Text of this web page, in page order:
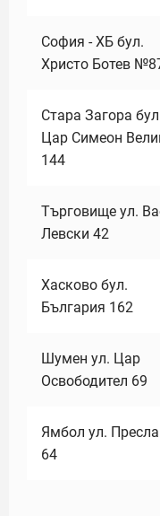
София - ХБ бул.
Христо Ботев
Стара Загора
Цар Симеон
144
Търговище ул.
Левски 42
Хасково бул.
България 162
Шумен ул. Цар
Освободител 69
Ямбол ул.
64